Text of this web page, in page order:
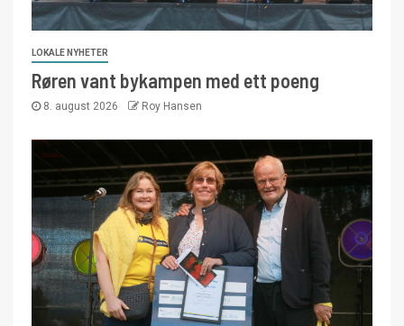
LOKALE NYHETER
Røren vant bykampen med ett poeng
8. august 2026 Roy Hansen